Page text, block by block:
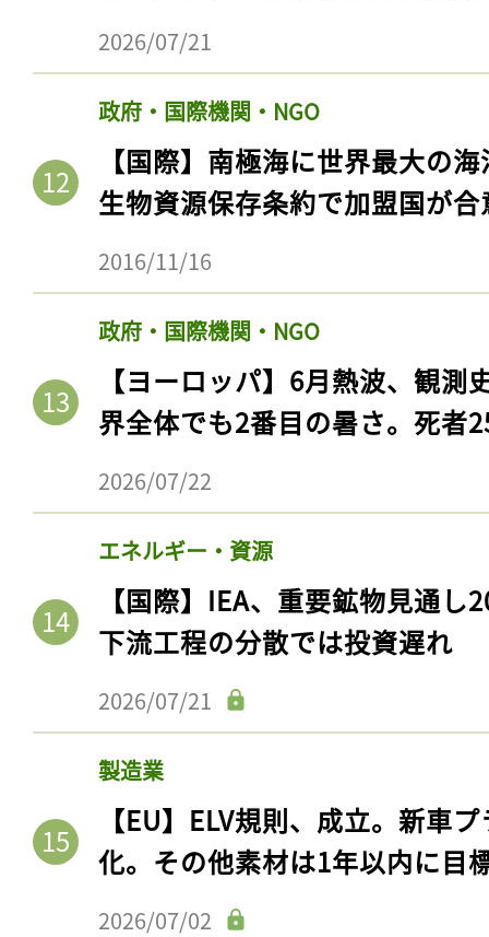
2026/07/21
政府・国際機関・NGO
【国際】南極海に世界最大の
生物資源保存条約で加盟国が合
2016/11/16
政府・国際機関・NGO
【ヨーロッパ】6月熱波、観
界全体でも2番目の暑さ。死者
2026/07/22
エネルギー・資源
【国際】IEA、重要鉱物見通
下流工程の分散では投資遅れ
2026/07/21
製造業
【EU】ELV規則、成立。新車
化。その他素材は1年以内に目
2026/07/02